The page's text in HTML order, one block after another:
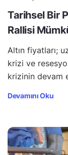
Tarihsel Bir
Rallisi
Altın fiyatları;
krizi ve
krizinin devam
Devamını Oku